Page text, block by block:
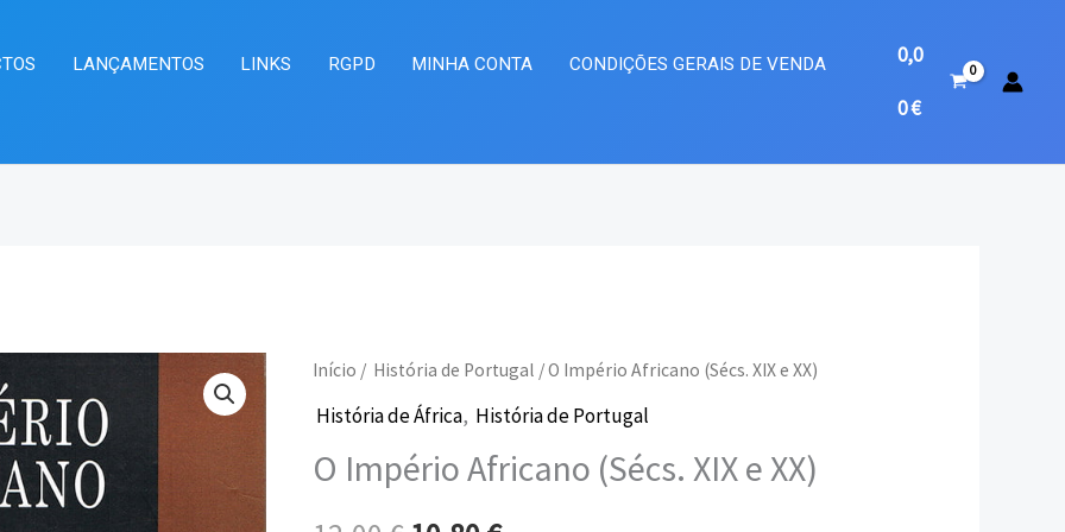
LANÇAMENTOS LINKS RGPD MINHA CONTA
CONDIÇÕES GERAIS DE VENDA
0,0
0€
Início / História de Portugal / O Império Africano (Sécs. XIX e XX)
História de África, História de Portugal
O Império Africano (Sécs. XIX e XX)
O
preço
original
O
preço
atual
Quantidade
de
Império